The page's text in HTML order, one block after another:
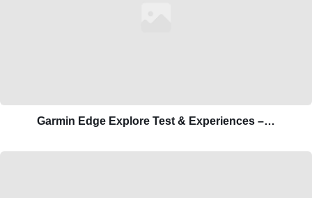
Garmin Edge Explore Test & Experiences –…